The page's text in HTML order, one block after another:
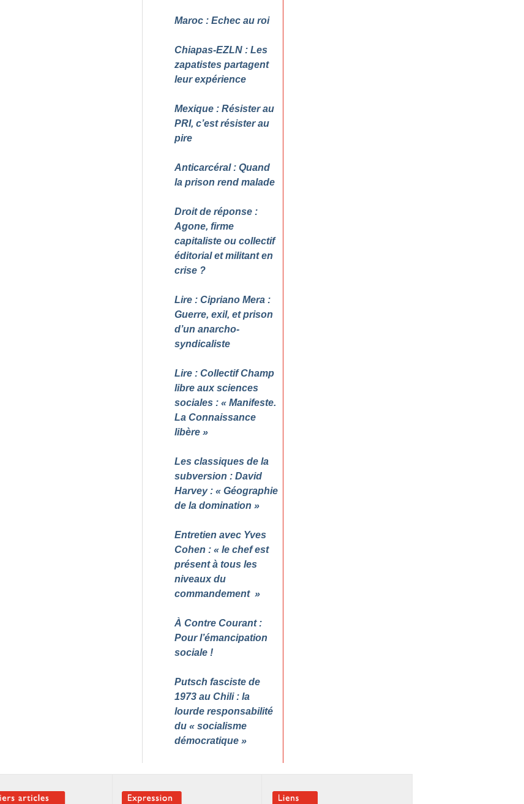
Maroc : Echec au roi
Chiapas-EZLN : Les
zapatistes partagent
leur expérience
Mexique : Résister au
PRI, c’est résister au
pire
Anticarcéral : Quand
la prison rend malade
Droit de réponse :
Agone, firme
capitaliste ou collectif
éditorial et militant en
crise ?
Lire : Cipriano Mera :
Guerre, exil, et prison
d’un anarcho-
syndicaliste
Lire : Collectif Champ
libre aux sciences
sociales : « Manifeste.
La Connaissance
libère »
Les classiques de la
subversion : David
Harvey : « Géographie
de la domination »
Entretien avec Yves
Cohen : « le chef est
présent à tous les
niveaux du
commandement »
À Contre Courant :
Pour l’émancipation
sociale !
Putsch fasciste de
1973 au Chili : la
lourde responsabilité
du « socialisme
démocratique »